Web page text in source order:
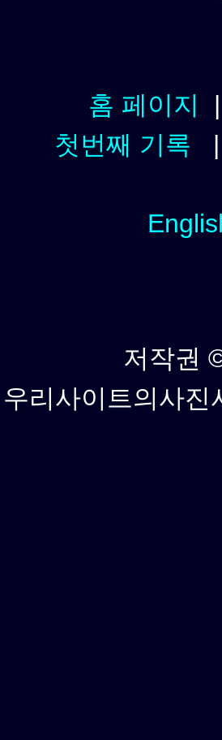
홈 페이지
첫번째 기록 |
저작권
우리사이트의사